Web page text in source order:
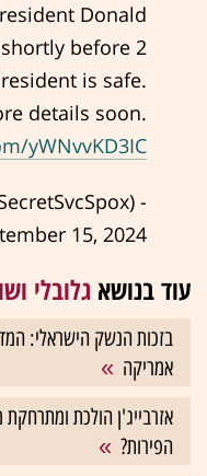
Donald
before 2
is safe.
details soon.
yWNvvKD3IC
- Anthony Guglielmi (@SecretSvcSpox)
15, 2024
עוד בנושא גלובלי
בזכות הנשק הישראלי:
אמריקה
אזרבייג'ן הולכת
הפירות?